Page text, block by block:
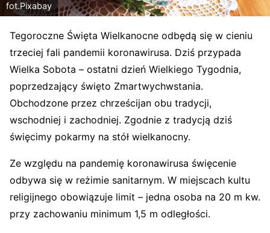
fot.Pixabay
Tegoroczne Święta Wielkanocne odbędą się w cieniu
trzeciej fali pandemii koronawirusa. Dziś przypada
Wielka Sobota – ostatni dzień Wielkiego Tygodnia,
poprzedzający święto Zmartwychwstania.
Obchodzone przez chrześcijan obu tradycji,
wschodniej i zachodniej. Zgodnie z tradycją dziś
święcimy pokarmy na stół wielkanocny.
Ze względu na pandemię koronawirusa święcenie
odbywa się w reżimie sanitarnym. W miejscach kultu
religijnego obowiązuje limit – jedna osoba na 20 m kw.
przy zachowaniu minimum 1,5 m odległości.